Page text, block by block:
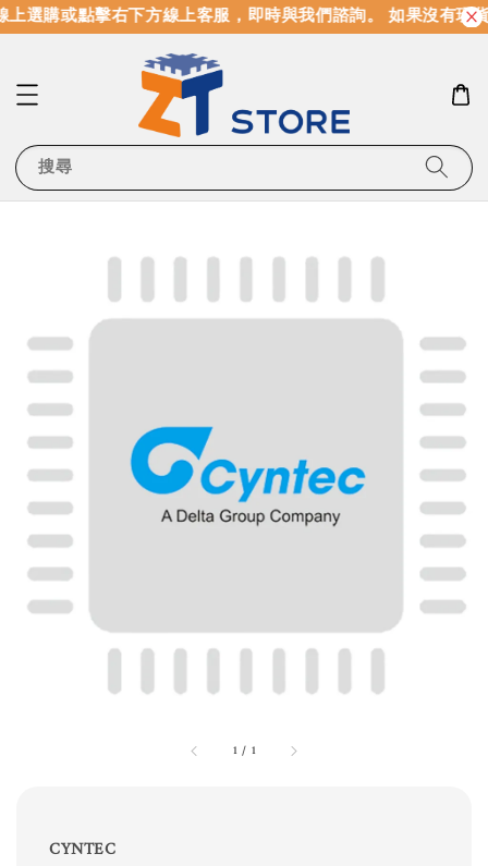
選購或點擊右下方線上客服，即時與我們諮詢。 如果沒有現
搜尋
1 / 1
CYNTEC